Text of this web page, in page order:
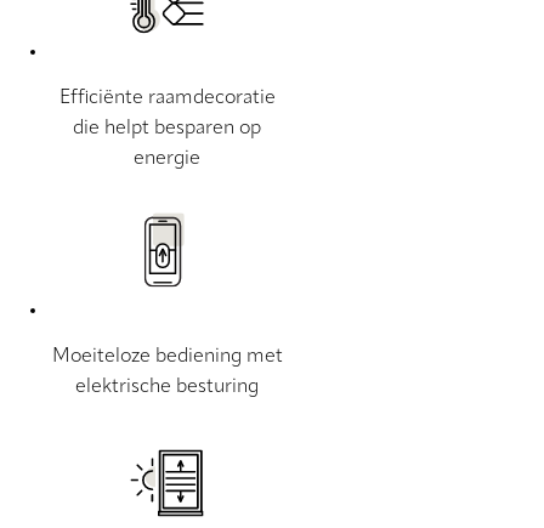
Efficiënte raamdecoratie
die helpt besparen op
energie
Moeiteloze bediening met
elektrische besturing